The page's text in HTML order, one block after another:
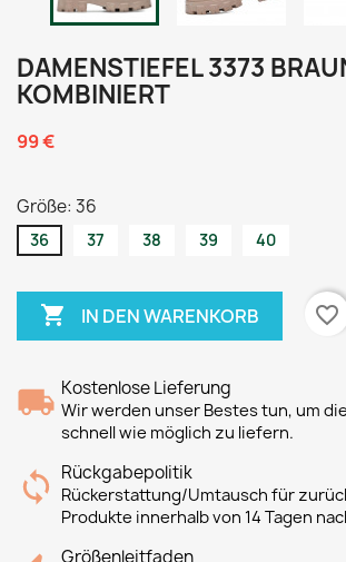
DAMENSTIEFEL 3373
KOMBINIERT
99 €
Größe: 36
36 37 38 39 40
 IN DEN WARENKORB favorite_border
Kostenlose Lieferung
Wir werden unser Bestes tun, um
schnell wie möglich zu liefern.
Rückgabepolitik
Rückerstattung/Umtausch für
Produkte innerhalb von 14 Tagen
Größenleitfaden